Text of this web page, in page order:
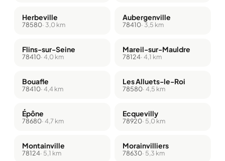
Herbeville
78580· 3,0 km
Aubergenville
78410· 3,5 km
Flins-sur-Seine
78410· 4,0 km
Mareil-sur-Mauldre
78124· 4,1 km
Bouafle
78410· 4,4 km
Les Alluets-le-Roi
78580· 4,5 km
Épône
78680· 4,7 km
Ecquevilly
78920· 5,0 km
Montainville
78124· 5,1 km
Morainvilliers
78630· 5,3 km